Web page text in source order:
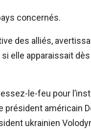
concernés.
des alliés,
elle apparaissait
le-feu pour
président américain
ukrainien